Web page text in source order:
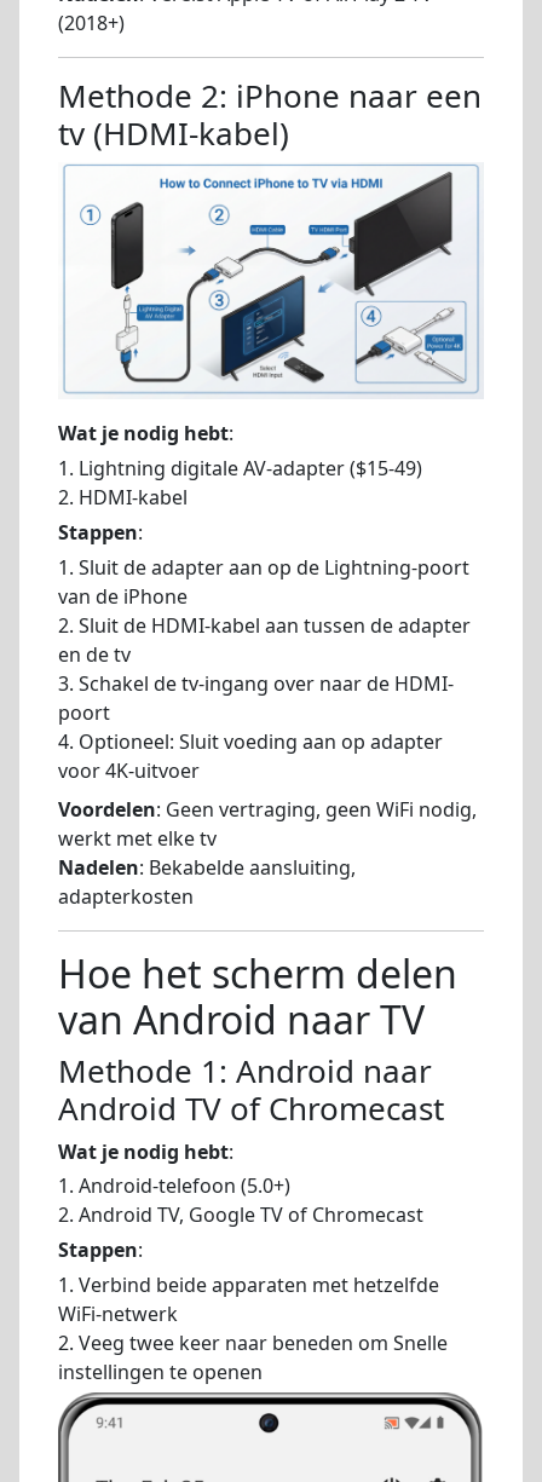
(2018+)
Methode 2: iPhone naar een
tv (HDMI-kabel)
Wat je nodig hebt:
1. Lightning digitale AV-adapter ($15-49)
2. HDMI-kabel
Stappen:
1. Sluit de adapter aan op de Lightning-poort
van de iPhone
2. Sluit de HDMI-kabel aan tussen de adapter
en de tv
3. Schakel de tv-ingang over naar de HDMI-
poort
4. Optioneel: Sluit voeding aan op adapter
voor 4K-uitvoer
Voordelen: Geen vertraging, geen WiFi nodig,
werkt met elke tv
Nadelen: Bekabelde aansluiting,
adapterkosten
Hoe het scherm delen
van Android naar TV
Methode 1: Android naar
Android TV of Chromecast
Wat je nodig hebt:
1. Android-telefoon (5.0+)
2. Android TV, Google TV of Chromecast
Stappen:
1. Verbind beide apparaten met hetzelfde
WiFi-netwerk
2. Veeg twee keer naar beneden om Snelle
instellingen te openen